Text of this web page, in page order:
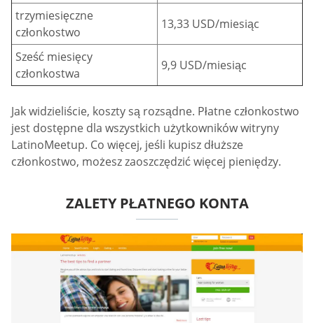
trzymiesięczne
członkostwo
13,33 USD/miesiąc
Sześć miesięcy
członkostwa
9,9 USD/miesiąc
Jak widzieliście, koszty są rozsądne. Płatne członkostwo
jest dostępne dla wszystkich użytkowników witryny
LatinoMeetup. Co więcej, jeśli kupisz dłuższe
członkostwo, możesz zaoszczędzić więcej pieniędzy.
ZALETY PŁATNEGO KONTA